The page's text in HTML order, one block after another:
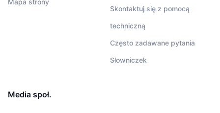
Skontaktuj się z pomocą
techniczną
Często zadawane pytania
Słowniczek
Media społ.